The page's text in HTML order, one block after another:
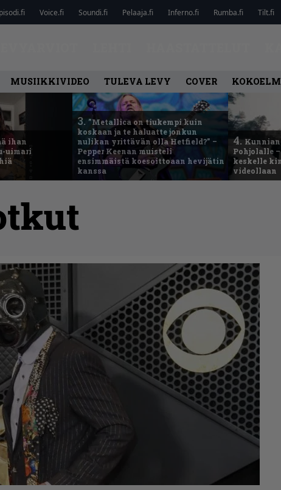
Voice.fi Soundi.fi Pelaaja.fi Inferno.fi Rumba.fi Tilt.fi
MUSIIKKIVIDEO TULEVA LEVY COVER
ihan
uimari
3. ”Metallica on tiukempi kuin
koskaan ja te haluatte jonkun
nulikan yrittävän olla Hetfield?” –
Pepper Keenan muisteli
ensimmäistä koesoittoaan hevijätin
kanssa
4.
Pohjolalle
keskelle
videollaan